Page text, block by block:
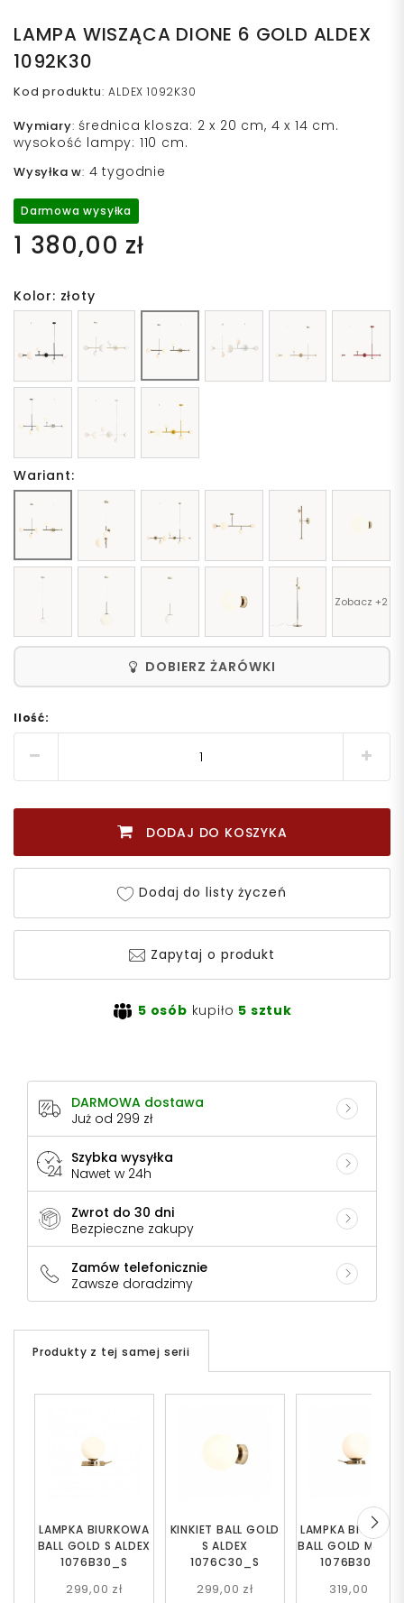
LAMPA WISZĄCA DIONE 6 GOLD ALDEX
1092K30
Kod produktu:ALDEX 1092K30
Wymiary: średnica klosza: 2 x 20 cm, 4 x 14 cm.
wysokość lampy: 110 cm.
Wysyłka w: 4 tygodnie
Darmowa wysyłka
1 380,00 zł
Kolor: złoty
Wariant:
Zobacz +2
DOBIERZ ŻARÓWKI
Ilość:
DODAJ DO KOSZYKA
Dodaj do listy życzeń
Zapytaj o produkt
5 osób kupiło 5 sztuk
DARMOWA dostawa
Już od 299 zł
Szybka wysyłka
Nawet w 24h
Zwrot do 30 dni
Bezpieczne zakupy
Zamów telefonicznie
Zawsze doradzimy
Produkty z tej samej serii
LAMPKA
BALL GOLD M
1076B30_M
319,00 zł
LAMPKA BIURKOWA
BALL GOLD S ALDEX
1076B30_S
299,00 zł
KINKIET BALL GOLD
S ALDEX
1076C30_S
299,00 zł